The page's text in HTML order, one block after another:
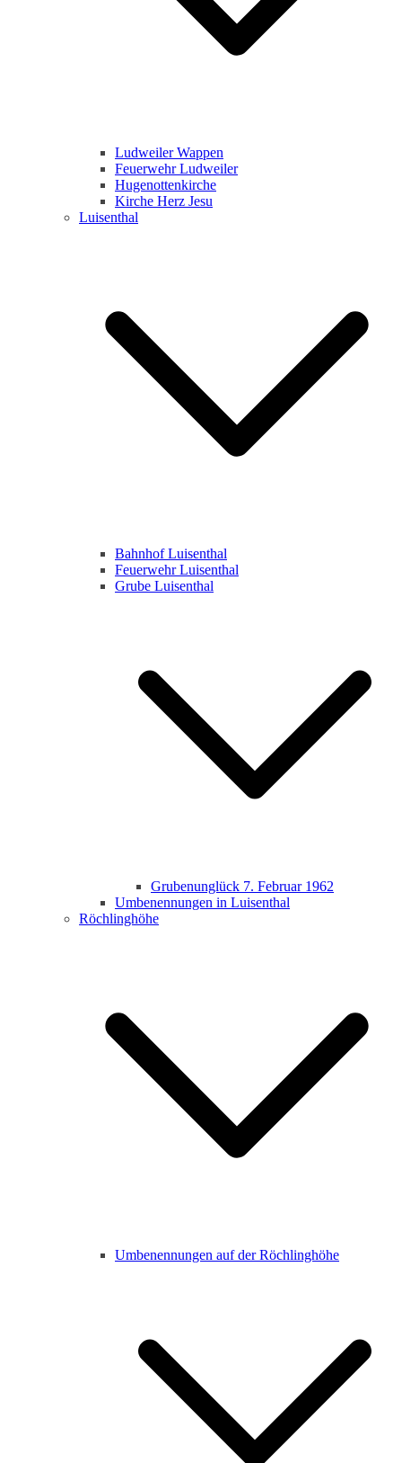
Ludweiler Wappen
Feuerwehr Ludweiler
Hugenottenkirche
Kirche Herz Jesu
Luisenthal
Bahnhof Luisenthal
Feuerwehr Luisenthal
Grube Luisenthal
Grubenunglück 7. Februar 1962
Umbenennungen in Luisenthal
Röchlinghöhe
Umbenennungen auf der Röchlinghöhe